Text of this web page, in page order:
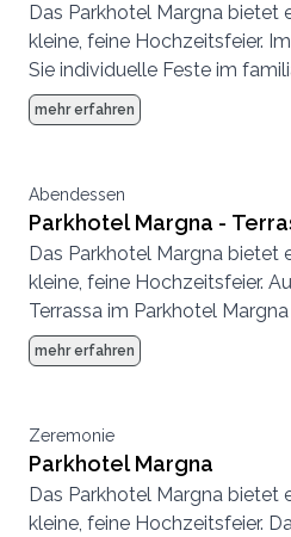
Das Parkhotel Margna bietet
kleine, feine Hochzeitsfeier.
Sie individuelle Feste im
drei Restaurants, die ebenfalls
Verfügung stehen, bieten ein
mehr erfahren
Abendessen
Parkhotel Margna -
Das Parkhotel Margna bietet
kleine, feine Hochzeitsfeier.
Terrassa im Parkhotel
umgeben von mächtigen
beeindruckenden Aussicht
Apéros oder für
Im Winter stehen Ihnen im
drei Restaurants sowie ein
Bankettraum zur Auswahl.
mehr erfahren
Zeremonie
Parkhotel Margna
Das Parkhotel Margna bietet
kleine, feine Hochzeitsfeier.